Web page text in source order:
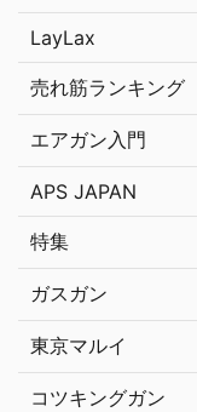
LayLax
売れ筋ランキング
エアガン入門
APS JAPAN
特集
ガスガン
東京マルイ
コツキングガン